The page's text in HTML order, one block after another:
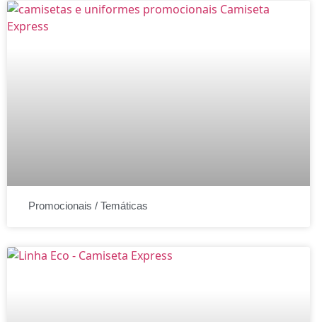
Promocionais / Temáticas